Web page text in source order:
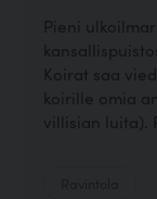
Pieni
Koirat saa
koirille omia
villisian luita).